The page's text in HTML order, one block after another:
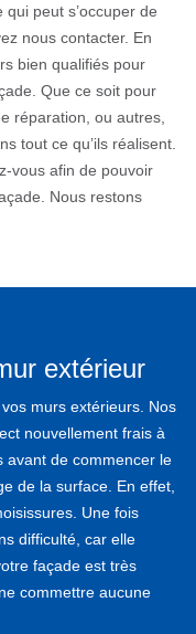
peut s’occuper de
nous contacter. En
bien qualifiés pour
Que ce soit pour
réparation, ou autres,
tout ce qu’ils réalisent.
vous afin de pouvoir
Nous restons
extérieur
murs extérieurs. Nos
nouvellement frais à
avant de commencer le
de la surface. En effet,
Une fois
difficulté, car elle
façade est très
commettre aucune